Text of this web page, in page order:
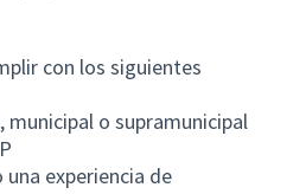
con los siguientes
o supramunicipal
experiencia de